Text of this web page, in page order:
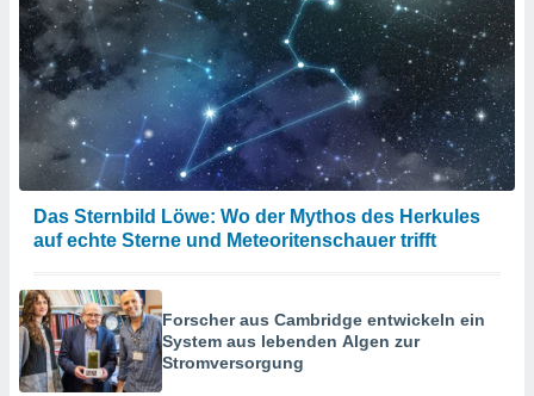
Das Sternbild Löwe: Wo der Mythos des Herkules
auf echte Sterne und Meteoritenschauer trifft
Forscher aus Cambridge entwickeln ein
System aus lebenden Algen zur
Stromversorgung